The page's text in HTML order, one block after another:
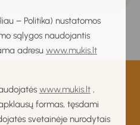
– Politika) nustatomos
sąlygos naudojantis
adresu www.mukis.lt
www.mukis.lt ,
formas, tęsdami
svetainėje nurodytais